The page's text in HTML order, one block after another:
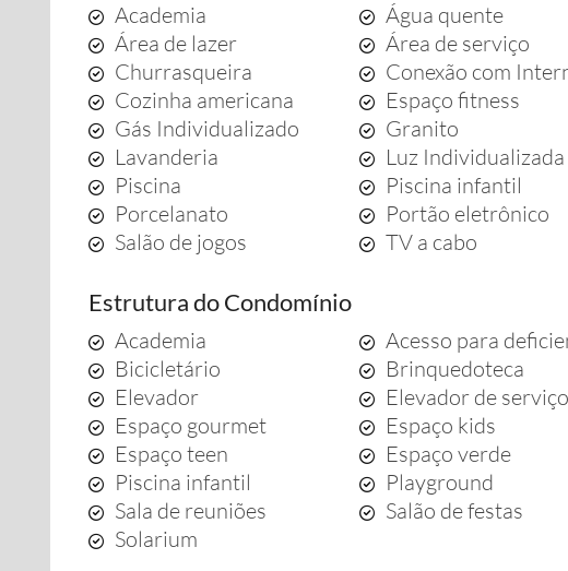
Academia Água quente
Área de lazer
Área de serviço
Churrasqueira
Conexão com
Cozinha americana
Espaço fitness
Gás Individualizado
Granito
Lavanderia
Luz Individualizada
Piscina
Piscina infantil
Porcelanato
Portão eletrônico
Salão de jogos
TV a cabo
Estrutura do Condomínio
Academia Acesso para
Bicicletário
Brinquedoteca
Elevador
Elevador de serviço
Espaço gourmet
Espaço kids
Espaço teen
Espaço verde
Piscina infantil
Playground
Sala de reuniões
Salão de festas
Solarium